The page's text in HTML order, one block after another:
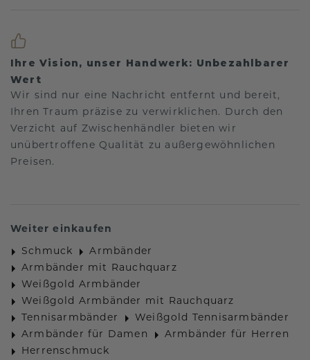
Ihre Vision, unser Handwerk: Unbezahlbarer
Wert
Wir sind nur eine Nachricht entfernt und bereit,
Ihren Traum präzise zu verwirklichen. Durch den
Verzicht auf Zwischenhändler bieten wir
unübertroffene Qualität zu außergewöhnlichen
Preisen.
Weiter einkaufen
Schmuck
Armbänder
Armbänder mit Rauchquarz
Weißgold Armbänder
Weißgold Armbänder mit Rauchquarz
Tennisarmbänder
Weißgold Tennisarmbänder
Armbänder für Damen
Armbänder für Herren
Herrenschmuck